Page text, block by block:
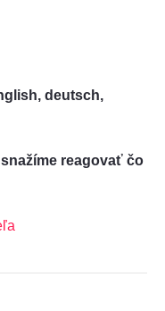
deutsch,
reagovať čo